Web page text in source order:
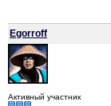
Egorroff
Активный участник